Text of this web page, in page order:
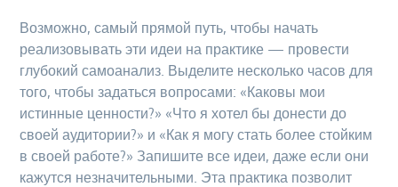
Возможно, самый прямой путь, чтобы начать
реализовывать эти идеи на практике — провести
глубокий самоанализ. Выделите несколько часов для
того, чтобы задаться вопросами: «Каковы мои
истинные ценности?» «Что я хотел бы донести до
своей аудитории?» и «Как я могу стать более стойким
в своей работе?» Запишите все идеи, даже если они
кажутся незначительными. Эта практика позволит